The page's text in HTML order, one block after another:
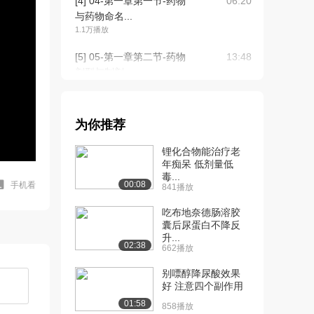
手机看
与药物命名...
1.1万播放
[5] 05-第一章第二节-药物
13:48
剂型与制剂...
[7] 06-第一章第二节-药物
剂型与制剂...
08:55
[8] 06-第一章第二节-药物
剂型与制剂...
08:53
[9] 07-第一章第二节-药物
剂型与制剂...
5116播放
07:36
为你推荐
00:08
锂化合物能治疗老
年痴呆 低剂量低
毒...
841播放
02:38
吃布地奈德肠溶胶
囊后尿蛋白不降反
升...
662播放
01:58
别嘌醇降尿酸效果
好 注意四个副作用
858播放